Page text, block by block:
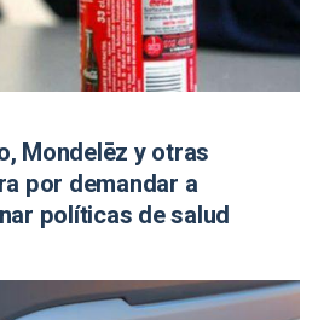
Mondelēz y otras
por demandar a
políticas de salud